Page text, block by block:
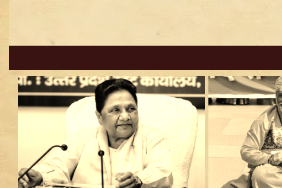
Gandhi की बढ़ी मुश्किलें,
पर Varanasi में FIR की मांग
Badrinath Temple Theft Case:
मुख्य आरोपी प्रमोद नौटियाल को जेल
ले जाया गया, अब सह-आरोपी की
Assets की होगी जांच
Sant Ravidas Nagar की नाम
बहाली का Mayawati ने किया
स्वागत, UP Govt से की अन्य जिलों
पर बड़ी मांग